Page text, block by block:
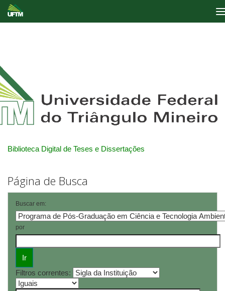
Biblioteca Digital de Teses e Dissertações
Página de Busca
Buscar em:
por
Filtros correntes: